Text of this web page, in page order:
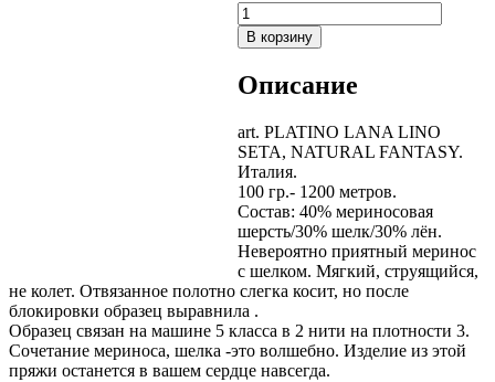
Количество
товара
art.
LANA
SETA,
NATURAL
FANTASY
В корзину
Описание
art. PLATINO LANA LINO
SETA, NATURAL FANTASY.
Италия.
100 гр.- 1200 метров.
Состав: 40% мериносовая
шерсть/30% шелк/30% лён.
Невероятно приятный меринос
с шелком. Мягкий, струящийся,
не колет. Отвязанное полотно слегка косит, но после
блокировки образец выравнила .
Образец связан на машине 5 класса в 2 нити на плотности 3.
Сочетание мериноса, шелка -это волшебно. Изделие из этой
пряжи останется в вашем сердце навсегда.